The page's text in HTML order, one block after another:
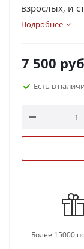
взрослых, и
шахматиста
Подробнее
7 500
Есть в
Более 15000